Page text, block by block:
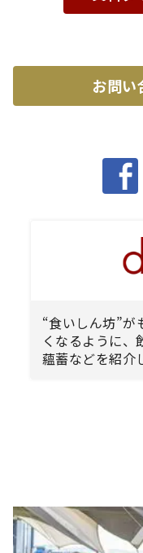
お問い
“食いしん坊”が
くなるように、
蘊蓄などを紹介